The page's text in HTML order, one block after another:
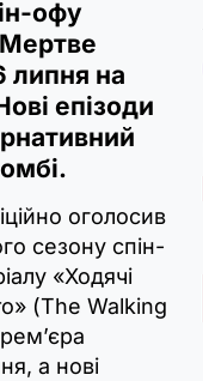
офу
липня на
епізоди
оголосив
сезону спін-
«Ходячі
(The Walking
а нові